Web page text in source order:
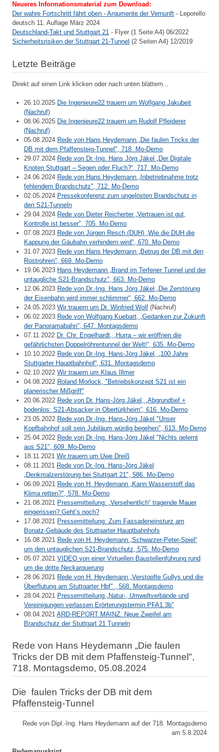
Neueres Informationsmaterial zum Download:
Der wahre Fortschritt fährt oben - Argumente der Vernunft - Leporello
deutsch 11. Auflage März 2024
Deutschland-Takt und Stuttgart 21 - Flyer (1 Seite A4) 06/2022
Sicherheitsrisiken der Stuttgart 21-Tunnel (2 Seiten A4) 12/2019
Letzte Beiträge
Direkt auf einen Link klicken oder nach unten blättern...
26.10.2025 Die Ingenieure22 trauern um Woflgang Jakubeit
(Nachruf)
08.06.2025 Die Ingenieure22 trauern um Rudolf Pfleiderer
(Nachruf)
05.08.2024 Rede von Hans Heydemann „Die faulen Tricks der
DB mit dem Pfaffensteig-Tunnel", 718. Mo-Demo
29.07.2024 Rede von Dr.-Ing. Hans Jörg Jäkel „Der Digitale
Knoten Stuttgart – Segen oder Fluch?“, 717. Mo-Demo
24.06.2024 Rede von Hans Heydemann „Inbetriebnahme trotz
fehlendem Brandschutz", 712. Mo-Demo
02.05.2024 Pressekonferenz zum ungelösten Brandschutz in
den S21-Tunneln
29.04.2024 Rede von Dieter Reicherter „Vertrauen ist gut,
Kontrolle ist besser", 705. Mo-Demo
07.08.2023 Rede von Jürgen Resch (DUH) „Wie die DUH die
Kappung der Gäubahn verhindern wird", 670. Mo-Demo
31.07.2023 Rede von Hans Heydemann „Betrug der DB mit den
Rostrohren", 669. Mo-Demo
19.06.2023 Hans Heydemann „Brand im Terfener Tunnel und der
untaugliche S21-Brandschutz", 663. Mo-Demo
12.06.2023 Rede von Dr.-Ing. Hans Jörg Jäkel „Die Zerstörung
der Eisenbahn wird immer schlimmer“, 662. Mo-Demo
24.05.2023 Wir trauern um Dr. Winfried Wolf (Nachruf)
06.02.2023 Rede von Wolfgang Kuebart, „Gedanken zur Zukunft
der Panoramabahn", 647. Montagsdemo
07.11.2022 Dr. Chr. Engelhardt, „Hurra – wir eröffnen die
gefährlichsten Doppelröhrentunnel der Welt!“, 635. Mo-Demo
10.10.2022 Rede von Dr.-Ing. Hans-Jörg Jäkel, „100 Jahre
Stuttgarter Hauptbahnhof“, 631. Montagsdemo
02.10.2022 Wir trauern um Klaus Illmer
04.08.2022 Roland Morlock, "Betriebskonzept S21 ist ein
planerischer Mißgriff"
20.06.2022 Rede von Dr. Hans-Jörg Jäkel, „Abgrundtief +
bodenlos: S21-Absacker in Obertürkheim“, 616. Mo-Demo
23.05.2022 Rede von Dr.-Ing. Hans-Jörg Jäkel "Unser
Kopfbahnhof soll sein Jubiläum würdig begehen", 613. Mo-Demo
25.04.2022 Rede von Dr.-Ing. Hans-Jörg Jäkel "Nichts gelernt
aus S21", 609. Mo-Demo
18.11.2021 Wir trauern um Uwe Dreiß
08.11.2021 Rede von Dr.-Ing. Hans-Jörg Jäkel
„Denkmalzerstörung bei Stuttgart 21", 586. Mo-Demo
06.09.2021 Rede von H. Heydemann „Kann Wasserstoff das
Klima retten?", 578. Mo-Demo
21.08.2021 Pressemitteilung: „Versehentlich“ tragende Mauer
eingerissen? Geht’s noch?
17.08.2021 Pressemitteilung: Zum Fassadeneinsturz am
Bonatz-Gebäude des Stuttgarter Hauptbahnhofs
16.08.2021 Rede von H. Heydemann „Schwarzer-Peter-Spiel“
um den untauglichen S21-Brandschutz, 575. Mo-Demo
05.07.2021 VIDEO von einer Virtuellen Baustellenführung rund
um die dritte Neckarquerung
28.06.2021 Rede von H. Heydemann „Verstopfte Gullys und die
Überflutung am Stuttgarter Hbf" , 568. Montagsdemo
28.04.2021 Pressemitteilung „Natur-, Umweltverbände und
Vereinigungen verlassen Erörterungstermin PFA1.3b"
08.04.2021 ARD-REPORT MAINZ: Neue Zweifel am
Brandschutz der Stuttgart 21 Tunneln
Rede von Hans Heydemann „Die faulen
Tricks der DB mit dem Pfaffensteig-Tunnel",
718. Montagsdemo, 05.08.2024
Die faulen Tricks der DB mit dem
Pfaffensteig-Tunnel
Rede von Dipl.-Ing. Hans Heydemann auf der 718. Montagsdemo
am 5.8.2024